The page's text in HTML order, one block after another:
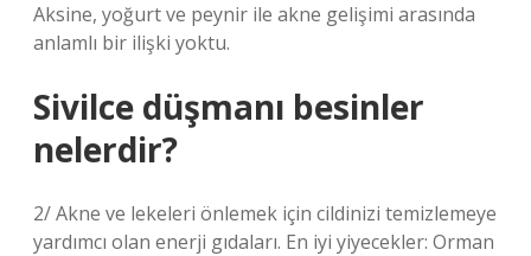
Aksine, yoğurt ve peynir ile akne gelişimi arasında
anlamlı bir ilişki yoktu.
Sivilce düşmanı besinler
nelerdir?
2/ Akne ve lekeleri önlemek için cildinizi temizlemeye
yardımcı olan enerji gıdaları. En iyi yiyecekler: Orman